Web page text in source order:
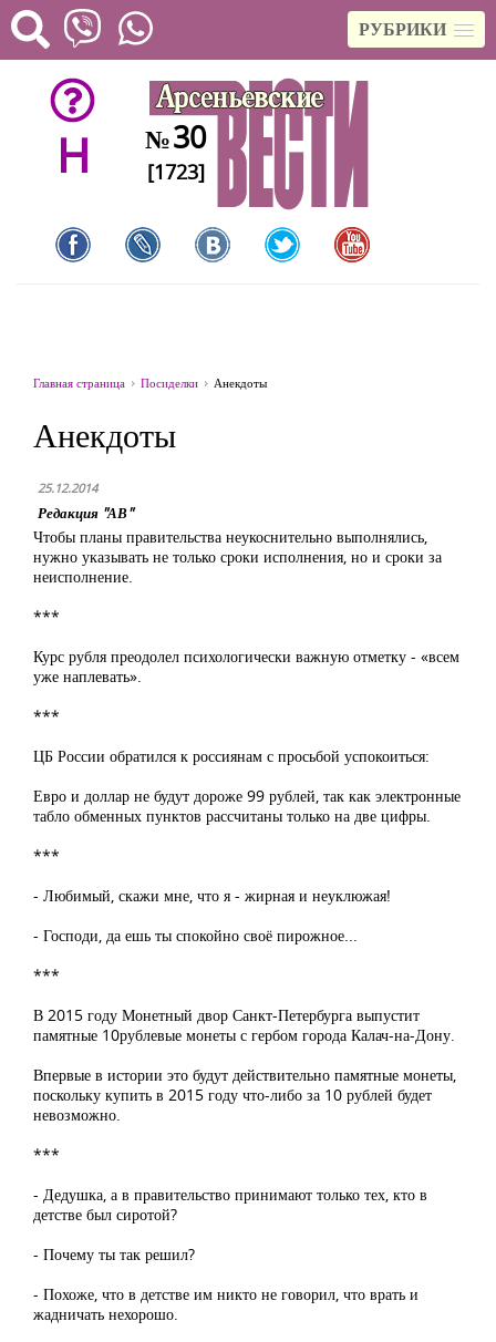
РУБРИКИ
H №30
[1723]
Главная страница Посиделки Анекдоты
Анекдоты
25.12.2014
Редакция "АВ"
Чтобы планы правительства неукоснительно выполнялись,
нужно указывать не только сроки исполнения, но и сроки за
неисполнение.
***
Курс рубля преодолел психологически важную отметку - «всем
уже наплевать».
***
ЦБ России обратился к россиянам с просьбой успокоиться:
Евро и доллар не будут дороже 99 рублей, так как электронные
табло обменных пунктов рассчитаны только на две цифры.
***
- Любимый, скажи мне, что я - жирная и неуклюжая!
- Господи, да ешь ты спокойно своё пирожное...
***
В 2015 году Монетный двор Санкт-Петербурга выпустит
памятные 10рублевые монеты с гербом города Калач-на-Дону.
Впервые в истории это будут действительно памятные монеты,
поскольку купить в 2015 году что-либо за 10 рублей будет
невозможно.
***
- Дедушка, а в правительство принимают только тех, кто в
детстве был сиротой?
- Почему ты так решил?
- Похоже, что в детстве им никто не говорил, что врать и
жадничать нехорошо.